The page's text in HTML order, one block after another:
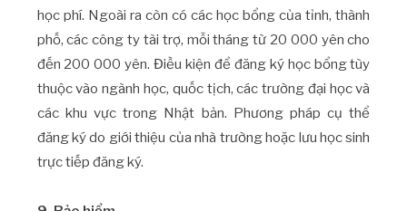
học phí. Ngoài ra còn có các học bổng của tỉnh, thành
phố, các công ty tài trợ, mỗi tháng từ 20 000 yên cho
đến 200 000 yên. Điều kiện để đăng ký học bổng tùy
thuộc vào ngành học, quốc tịch, các trường đại học và
các khu vực trong Nhật bản. Phương pháp cụ thể
đăng ký do giới thiệu của nhà trường hoặc lưu học sinh
trực tiếp đăng ký.